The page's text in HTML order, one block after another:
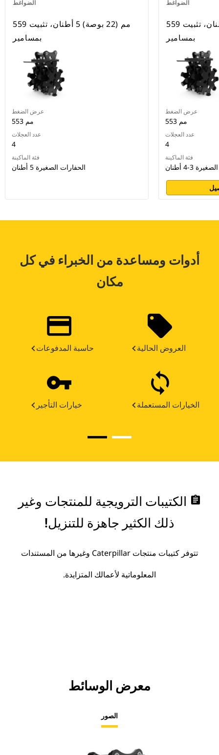
الضواغط
559 مم (22 بوصة) 5 أطنان، تثبيت
بمسامير
عرض الضغط
553 مم
عدد العجلات
4
فئة الماكينة
الحفارات الصغيرة 5 أطنان
الضواغط
559 مم (22 بوصة) 3-4 أطنان، تثبيت
بمسامير
عرض الضغط
553 مم
عدد العجلات
4
فئة الماكينة
3-4 أطنان
أدوات ومساعدة من الخبراء في كل
مكان
حاسبة المدفوعات العروض الحالية
خيارات التأجير الخيارات المستعملة
assignment الكتيبات الترويجية للمنتجات وغير
ذلك الكثير جاهزة للتنزيل!
تتوفر كتيبات منتجات Caterpillar وغيرها من المستندات
المعلوماتية لأعمالك المتزايدة.
معرض الوسائط
الصور